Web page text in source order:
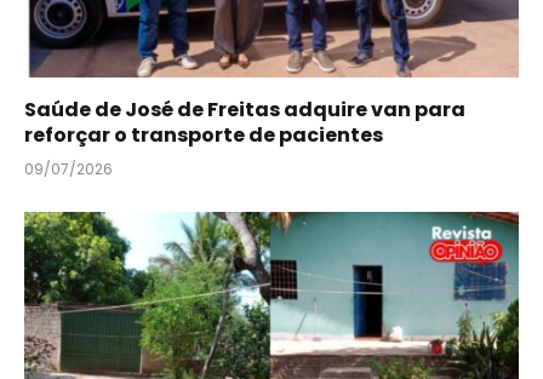
Saúde de José de Freitas adquire van para
reforçar o transporte de pacientes
09/07/2026